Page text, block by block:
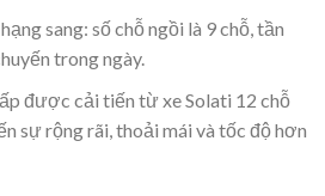
sang: số chỗ ngồi là 9 chỗ, tần
trong ngày.
được cải tiến từ xe Solati 12 chỗ
sự rộng rãi, thoải mái và tốc độ hơn